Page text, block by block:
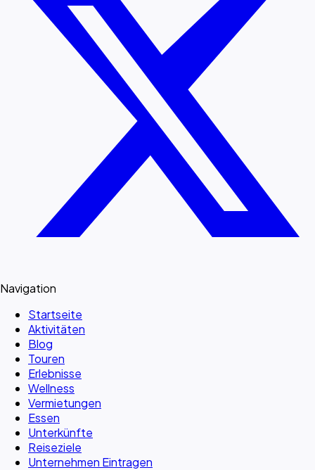
Navigation
Startseite
Aktivitäten
Blog
Touren
Erlebnisse
Wellness
Vermietungen
Essen
Unterkünfte
Reiseziele
Unternehmen Eintragen